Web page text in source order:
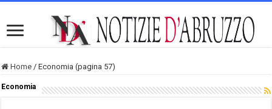
Home / Economia (pagina 57)
Economia